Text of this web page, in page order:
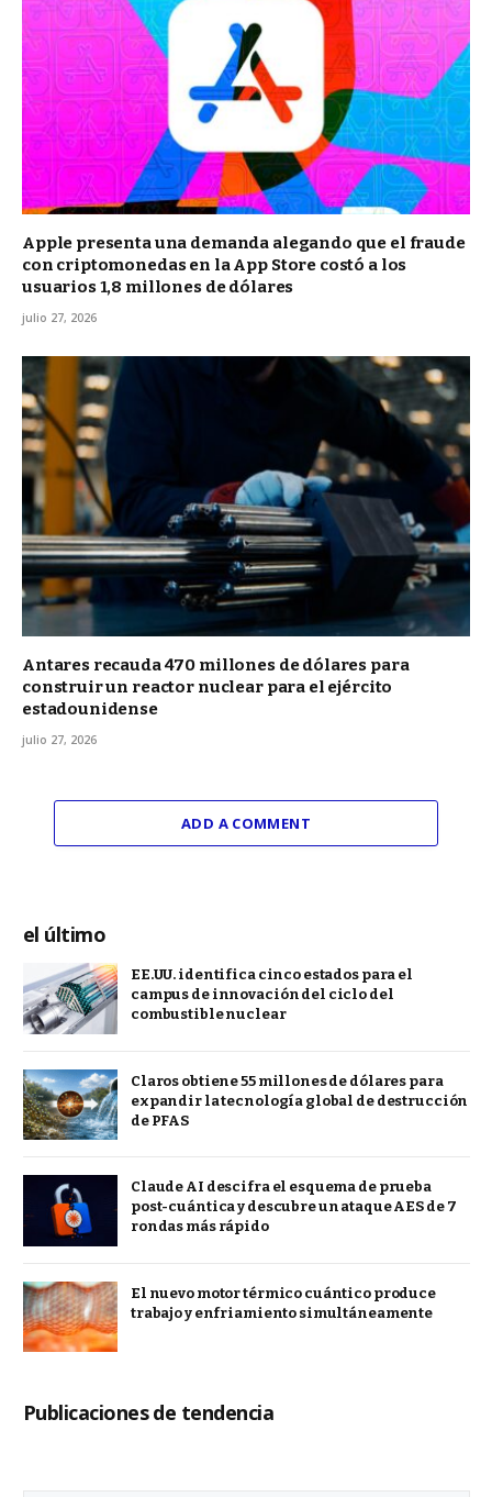
Apple presenta una demanda alegando que el fraude
con criptomonedas en la App Store costó a los
usuarios 1,8 millones de dólares
julio 27, 2026
Antares recauda 470 millones de dólares para
construir un reactor nuclear para el ejército
estadounidense
julio 27, 2026
ADD A COMMENT
el último
EE.UU. identifica cinco estados para el
campus de innovación del ciclo del
combustible nuclear
Claros obtiene 55 millones de dólares para
expandir la tecnología global de destrucción
de PFAS
Claude AI descifra el esquema de prueba
post-cuántica y descubre un ataque AES de 7
rondas más rápido
El nuevo motor térmico cuántico produce
trabajo y enfriamiento simultáneamente
Publicaciones de tendencia